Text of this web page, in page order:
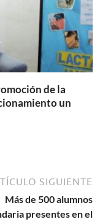
de la
un
SIGUIENTE
Más de 500 alumnos
presentes en el